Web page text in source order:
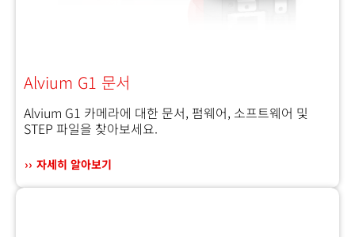
Alvium G1 문서
Alvium G1 카메라에 대한 문서, 펌웨어, 소프트웨어 및
STEP 파일을 찾아보세요.
자세히 알아보기